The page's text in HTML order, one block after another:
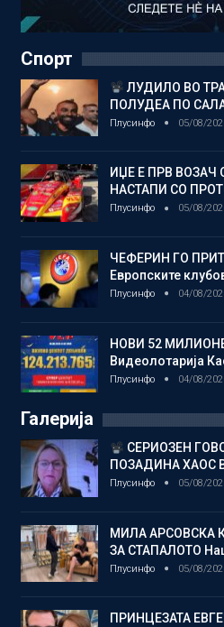
Спорт
ЛУДИЛО ВО
ПОЛУДЕА ПО
Плусинфо 05/08/
ИЏЕ Е ПРВ ВОЗАЧ
НАСТАПИ СО
Плусинфо 05/08/
ЧЕФЕРИН ГО
Европските
Плусинфо 04/08/
НОВИ 52
Видеолотарија
Плусинфо 04/08/
Галерија
СЕРИОЗЕН
ПОЗАДИНА ХАОС
Плусинфо 05/08/
МИЛА АРСОВСКА
ЗА СТАПАЛОТО
Плусинфо 05/08/
ПРИНЦЕЗАТА